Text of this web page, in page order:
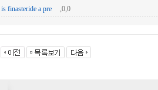
is finasteride a pre
,0,0